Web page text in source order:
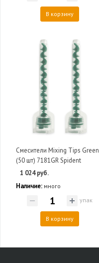
В корзину
Смесители Mixing Tips Green
(50 шт) 7181GR Spident
1 024 руб.
Наличие: много
упак
В корзину